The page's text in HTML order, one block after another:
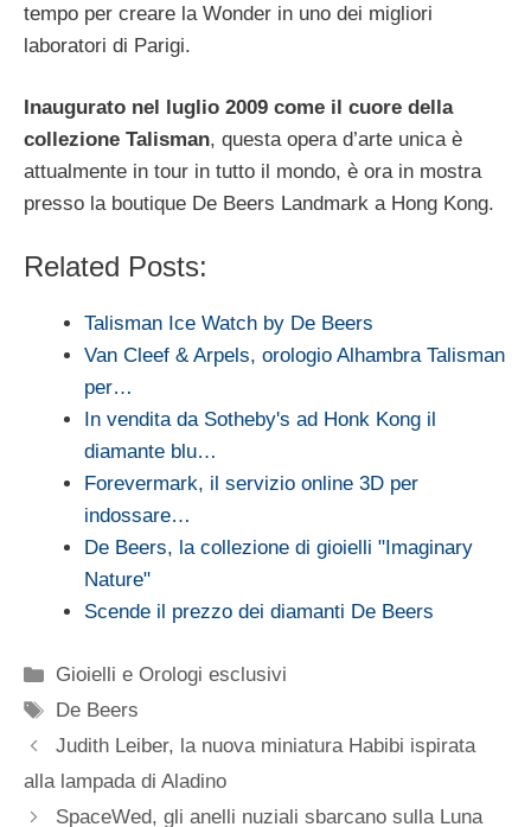
tempo per creare la Wonder in uno dei migliori
laboratori di Parigi.
Inaugurato nel luglio 2009 come il cuore della
collezione Talisman, questa opera d’arte unica è
attualmente in tour in tutto il mondo, è ora in mostra
presso la boutique De Beers Landmark a Hong Kong.
Related Posts:
Talisman Ice Watch by De Beers
Van Cleef & Arpels, orologio Alhambra Talisman
per…
In vendita da Sotheby's ad Honk Kong il
diamante blu…
Forevermark, il servizio online 3D per
indossare…
De Beers, la collezione di gioielli "Imaginary
Nature"
Scende il prezzo dei diamanti De Beers
Categorie
Gioielli e Orologi esclusivi
Tag
De Beers
Judith Leiber, la nuova miniatura Habibi ispirata
alla lampada di Aladino
SpaceWed, gli anelli nuziali sbarcano sulla Luna